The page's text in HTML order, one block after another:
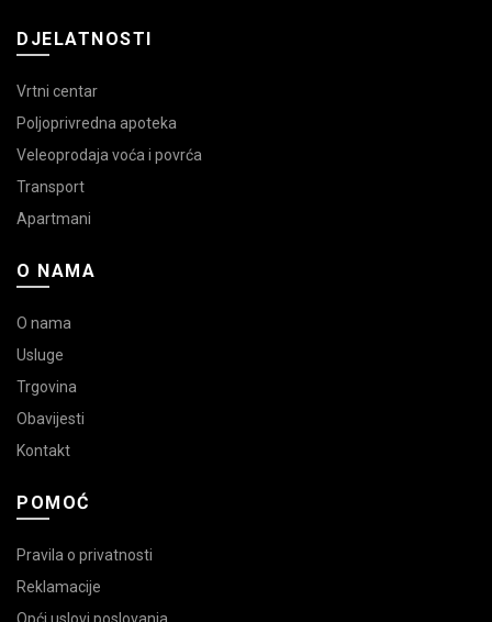
DJELATNOSTI
Vrtni centar
Poljoprivredna apoteka
Veleoprodaja voća i povrća
Transport
Apartmani
O NAMA
O nama
Usluge
Trgovina
Obavijesti
Kontakt
POMOĆ
Pravila o privatnosti
Reklamacije